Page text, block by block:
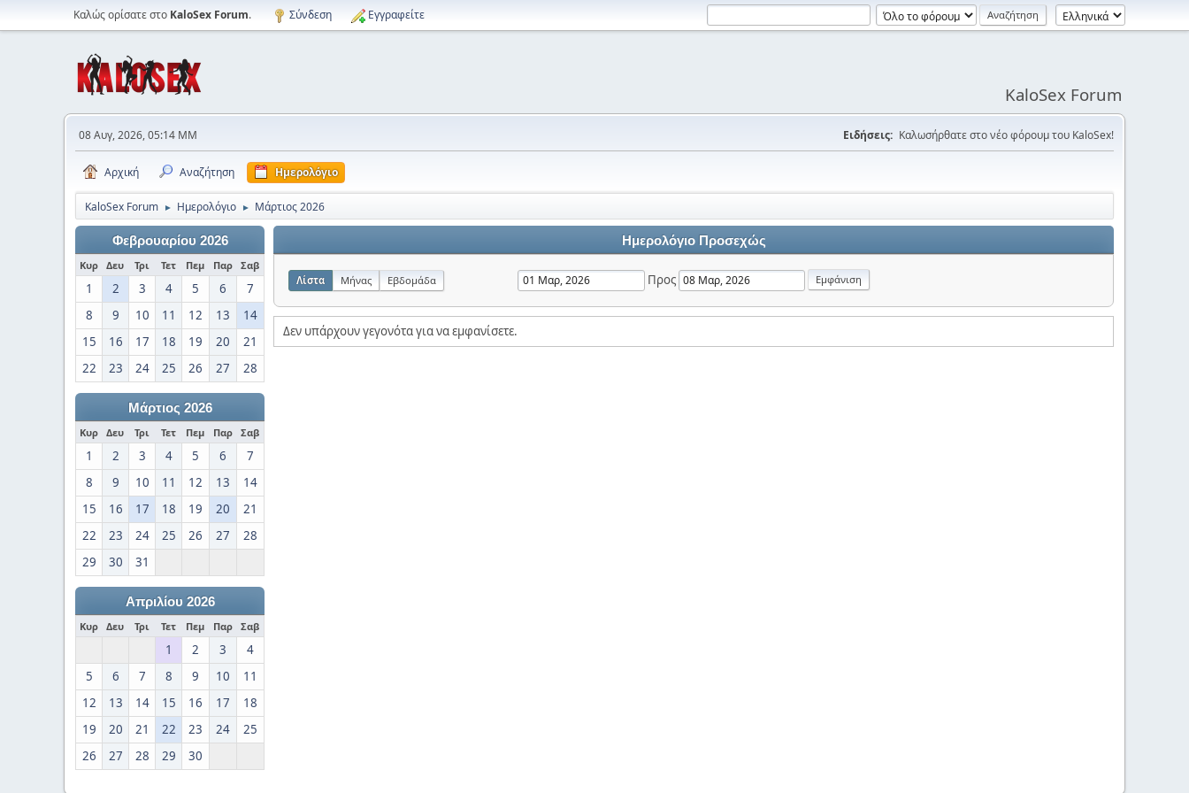
Καλώς ορίσατε στο KaloSex Forum. Σύνδεση Εγγραφείτε
KaloSex Forum
08 Αυγ, 2026, 05:14 ΜΜ Ειδήσεις: Καλωσήρθατε στο νέο φόρουμ του KaloSex!
Αρχική Αναζήτηση Ημερολόγιο
KaloSex Forum ► Ημερολόγιο ► Μάρτιος 2026
Φεβρουαρίου 2026
Κυρ Δευ Τρι Τετ Πεμ Παρ Σαβ
1 2 3 4 5 6
7
8
9 10 11 12 13
14
15
16 17 18 19 20
21
22
23 24 25 26 27 28
Μάρτιος 2026
Κυρ Δευ Τρι Τετ Πεμ Παρ Σαβ
1 2 3 4 5 6
7
8
9 10 11 12 13
14
15
16 17 18 19 20
21
22
23 24 25 26 27
28
29
30 31
Απριλίου 2026
Κυρ Δευ Τρι Τετ Πεμ Παρ Σαβ
1 2 3
4
5
6 7 8 9 10
11
12
13 14 15 16 17
18
19
20 21 22 23 24
25
26
27 28 29 30
Ημερολόγιο Προσεχώς
Λίστα Μήνας Εβδομάδα Προς
Δεν υπάρχουν γεγονότα για να εμφανίσετε.